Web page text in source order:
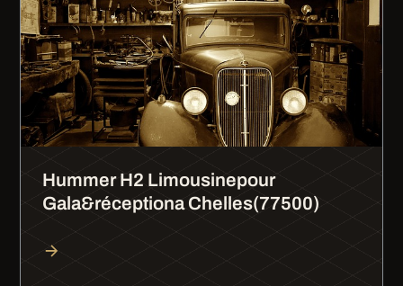
Hummer H2 Limousinepour
Gala&réceptiona Chelles(77500)